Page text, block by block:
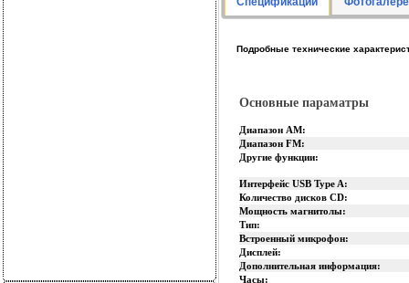
Подробные технические
Основные параматры
Диапазон AM:
Диапазон FM:
Другие функции:
Интерфейс USB Type A:
Количество дисков CD:
Мощность магнитолы:
Тип:
Встроенный микрофон:
Дисплей:
Дополнительная информация:
Часы: